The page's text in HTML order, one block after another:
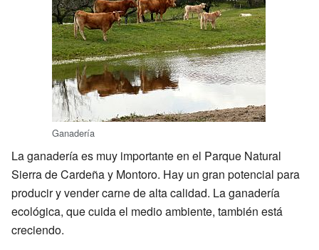
Ganadería
La ganadería es muy importante en el Parque Natural
Sierra de Cardeña y Montoro. Hay un gran potencial para
producir y vender carne de alta calidad. La ganadería
ecológica, que cuida el medio ambiente, también está
creciendo.